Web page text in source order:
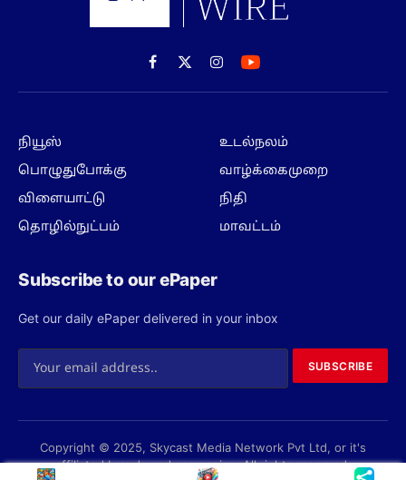
Facebook
X
(Twitter)
Instagram
நியூஸ்
பொழுதுபோக்கு
விளையாட்டு
தொழில்நுட்பம்
உடல்நலம்
வாழ்க்கைமுறை
நிதி
மாவட்டம்
Subscribe to our ePaper
Get our daily ePaper delivered in your inbox
SUBSCRIBE
Copyright © 2025, Skycast Media Network Pvt Ltd, or it's
affiliated brands and companies. All rights reserved.